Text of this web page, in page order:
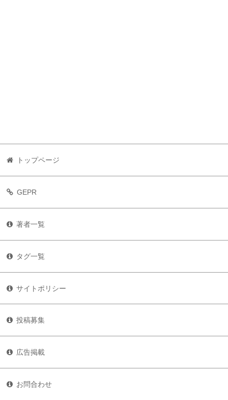
トップページ
GEPR
著者一覧
タグ一覧
サイトポリシー
投稿募集
広告掲載
お問合わせ